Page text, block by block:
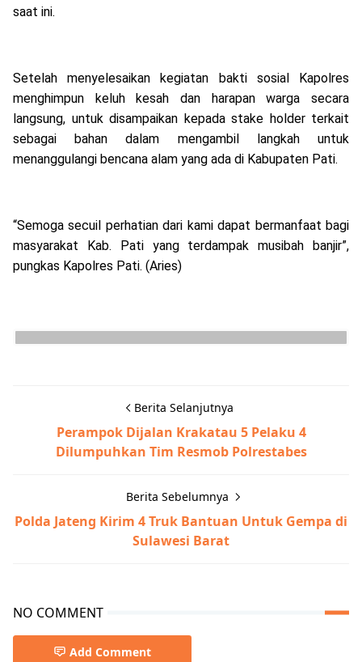
saat ini.
Setelah menyelesaikan kegiatan bakti sosial Kapolres
menghimpun keluh kesah dan harapan warga secara
langsung, untuk disampaikan kepada stake holder terkait
sebagai bahan dalam mengambil langkah untuk
menanggulangi bencana alam yang ada di Kabupaten Pati.
“Semoga secuil perhatian dari kami dapat bermanfaat bagi
masyarakat Kab. Pati yang terdampak musibah banjir”,
pungkas Kapolres Pati. (Aries)
Berita Selanjutnya
Perampok Dijalan Krakatau 5 Pelaku 4
Dilumpuhkan Tim Resmob Polrestabes
Berita Sebelumnya
Polda Jateng Kirim 4 Truk Bantuan Untuk Gempa di
Sulawesi Barat
NO COMMENT
Add Comment